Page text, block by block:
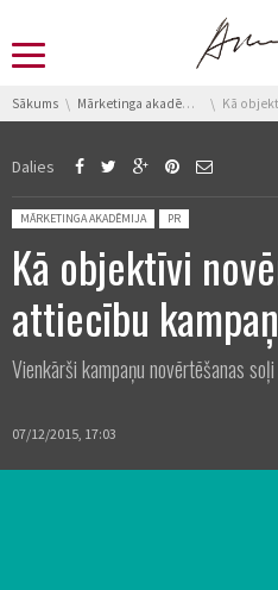
You are here:
Sākums Mārketinga akadēmija Kā objektīvi novērtēt
Dalies
Posted in:
MĀRKETINGA AKADĒMIJA PR
Kā objektīvi
attiecību
Vienkārši kampaņu novērtēšanas soļi
07/12/2015, 17:03